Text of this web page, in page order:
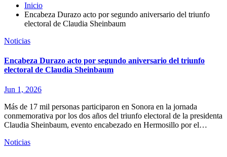
Inicio
Encabeza Durazo acto por segundo aniversario del triunfo
electoral de Claudia Sheinbaum
Noticias
Encabeza Durazo acto por segundo aniversario del triunfo
electoral de Claudia Sheinbaum
Jun 1, 2026
Más de 17 mil personas participaron en Sonora en la jornada
conmemorativa por los dos años del triunfo electoral de la presidenta
Claudia Sheinbaum, evento encabezado en Hermosillo por el…
Noticias